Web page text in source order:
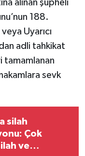
alınan şüpheli
188.
Uyarıcı
adli tahkikat
tamamlanan
sevk
silah
Çok
ve